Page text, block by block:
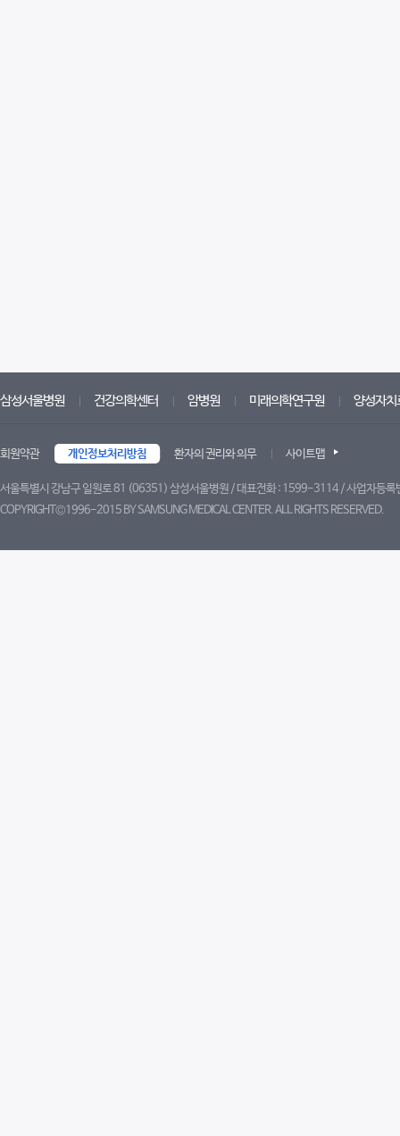
삼성서울병원 건강의학센터 암병원 미래의학연구원 양성자치
회원약관 개인정보처리방침 환자의 권리와 의무 사이트맵
서울특별시 강남구 일원로 81 (06351) 삼성서울병원 / 대표전화 : 1599-3114 / 사업자등
COPYRIGHT©1996-2015 BY SAMSUNG MEDICAL CENTER. ALL RIGHTS RESERVED.